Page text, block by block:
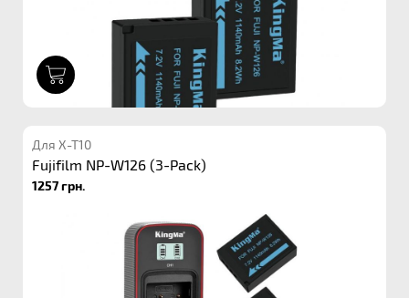
Для X-T10
Fujifilm NP-W126 (3-Pack)
1257 грн.